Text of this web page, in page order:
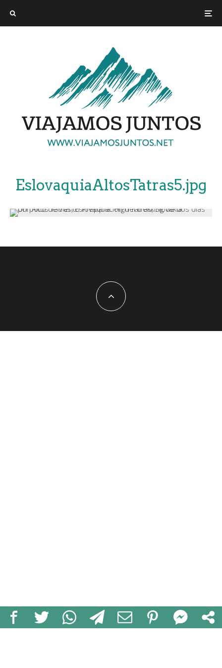
EslovaquiaAltosTatras5.jpg